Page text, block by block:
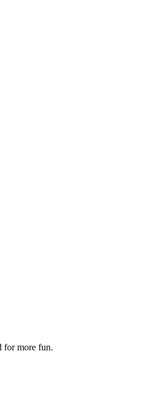
for more fun.